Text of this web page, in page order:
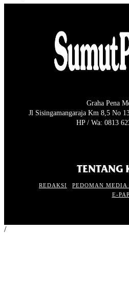
Graha Pena
Jl Sisingamangaraja Km 8,5 No
HP / Wa: 0813
TENTANG
REDAKSI PEDOMAN MEDIA
E-
/